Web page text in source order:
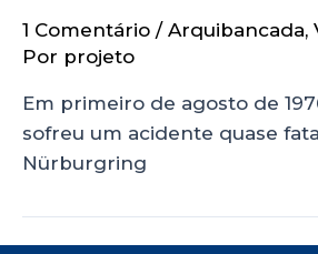
1 Comentário / Arquibancada,
Por projeto
Em primeiro de agosto de
sofreu um acidente quase
Nürburgring